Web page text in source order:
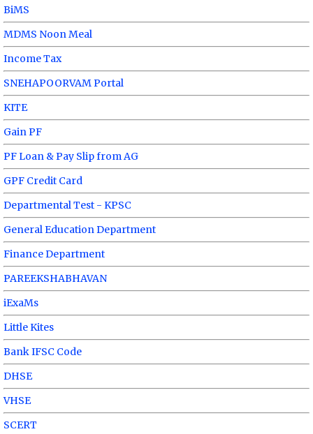
BiMS
MDMS Noon Meal
Income Tax
SNEHAPOORVAM Portal
KITE
Gain PF
PF Loan & Pay Slip from AG
GPF Credit Card
Departmental Test - KPSC
General Education Department
Finance Department
PAREEKSHABHAVAN
iExaMs
Little Kites
Bank IFSC Code
DHSE
VHSE
SCERT